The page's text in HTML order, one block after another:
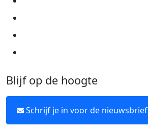
Blijf op de hoogte
Schrijf je in voor de nieuwsbrief